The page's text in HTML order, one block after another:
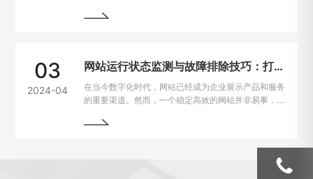
如何进行网站的持续优化与更新，以帮助您实现网站的
03
2024-04
网站运行状态监测与故障排除技巧：打造稳定高效的在线平台
在当今数字化时代，网站已经成为企业展示产品和服务
的重要渠道。然而，一个稳定高效的网站并非易事，因
绍一些运行状态监测与故障排除的技巧，帮助网站管理